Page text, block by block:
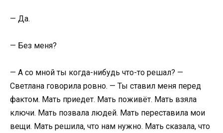
— Да.
— Без меня?
— А со мной ты когда-нибудь что-то решал? —
Светлана говорила ровно. — Ты ставил меня перед
фактом. Мать приедет. Мать поживёт. Мать взяла
ключи. Мать позвала людей. Мать переставила мои
вещи. Мать решила, что нам нужно. Мать сказала, что